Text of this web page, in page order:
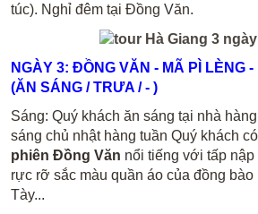
túc). Nghỉ đêm tại Đồng Văn.
NGÀY 3: ĐỒNG VĂN - MÃ PÌ LÈNG -
(ĂNSÁNG /TRƯA / - )
Sáng: Quý khách ăn sáng tại nhà
sáng chủ nhật hàng tuần Quý khách
phiên Đồng Văn nổi tiếng với tấp
rực rỡ sắc màu quần áo của đồng
Tày...